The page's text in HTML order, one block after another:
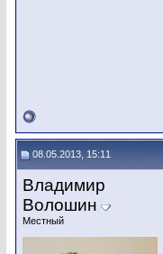
08.05.2013, 15:11
Владимир
Волошин
Местный